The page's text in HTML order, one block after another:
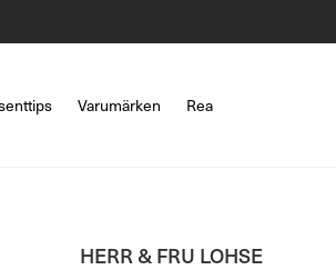
Varumärken Rea
HERR & FRU LOHSE